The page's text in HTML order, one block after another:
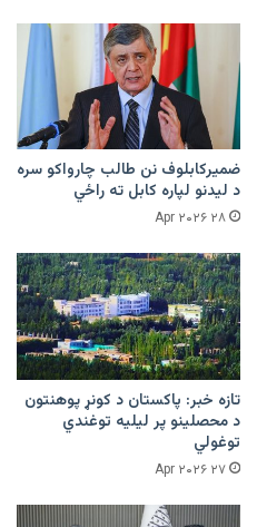
ضمیرکابلوف نن طالب چارواکو سره
د لیدنو لپاره کابل ته راځي
۲۸ Apr ۲۰۲۶
تازه خبر: پاکستان د کونړ پوهنتون
د محصلینو پر لیلیه توغندي
توغولي
۲۷ Apr ۲۰۲۶